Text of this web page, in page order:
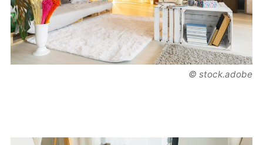
© stock.adobe